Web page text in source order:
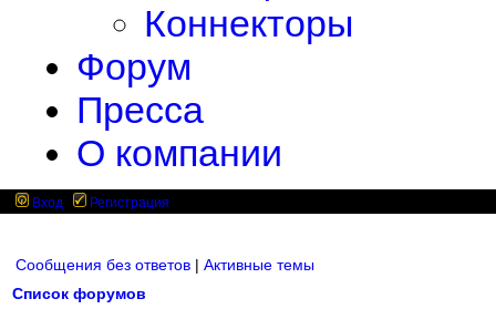
Коннекторы
Форум
Пресса
О компании
Вход Регистрация
Сообщения без ответов | Активные темы
Список форумов